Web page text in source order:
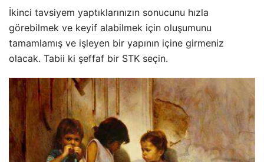
İkinci tavsiyem yaptıklarınızın sonucunu hızla
görebilmek ve keyif alabilmek için oluşumunu
tamamlamış ve işleyen bir yapının içine girmeniz
olacak. Tabii ki şeffaf bir STK seçin.